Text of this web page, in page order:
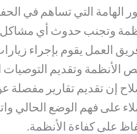
الهامة التي تساهم في
وتجنب حدوث أي مشاكل
العمل يقوم بإجراء
الأنظمة وتقديم التوصيات
إن تقديم تقارير مفصلة
على فهم الوضع الحالي
على كفاءة الأنظمة.